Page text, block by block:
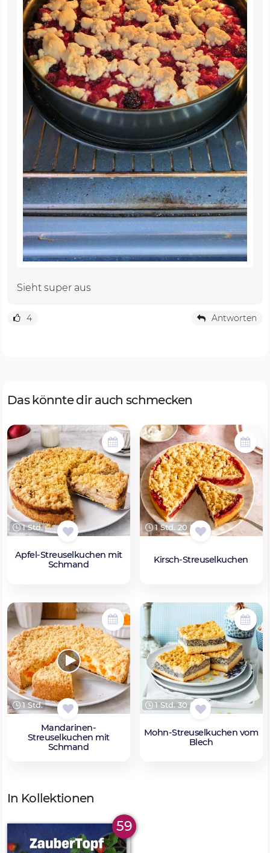
Sieht super aus
4 Antworten
Das könnte dir auch schmecken
1 Std.
Apfel-Streuselkuchen mit
Schmand
1 Std. 20 Min.
Kirsch-Streuselkuchen
1 Std.
Mandarinen-
Streuselkuchen mit
Schmand
1 Std. 30 Min.
Mohn-Streuselkuchen vom
Blech
In Kollektionen
59